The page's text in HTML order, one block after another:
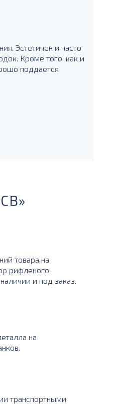
Эстетичен и часто
Кроме того, как и
поддается
товара на
рифленого
и под заказ.
на
транспортными